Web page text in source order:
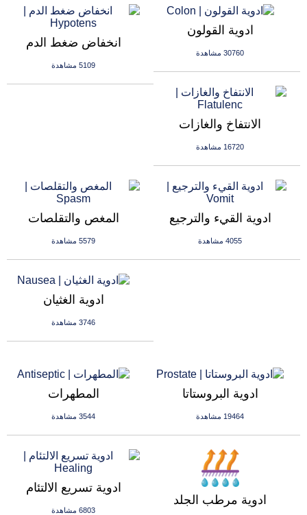
انخفاض ضغط الدم
5109 مشاهدة
ادوية القولون
30760 مشاهدة
الانتفاخ والغازات
16720 مشاهدة
المغص والتقلصات
5579 مشاهدة
ادوية القيء والترجيع
4055 مشاهدة
ادوية الغثيان
3746 مشاهدة
المطهرات
3544 مشاهدة
ادوية البروستاتا
19464 مشاهدة
ادوية تسريع الالتئام
6803 مشاهدة
ادوية مرطب الجلد